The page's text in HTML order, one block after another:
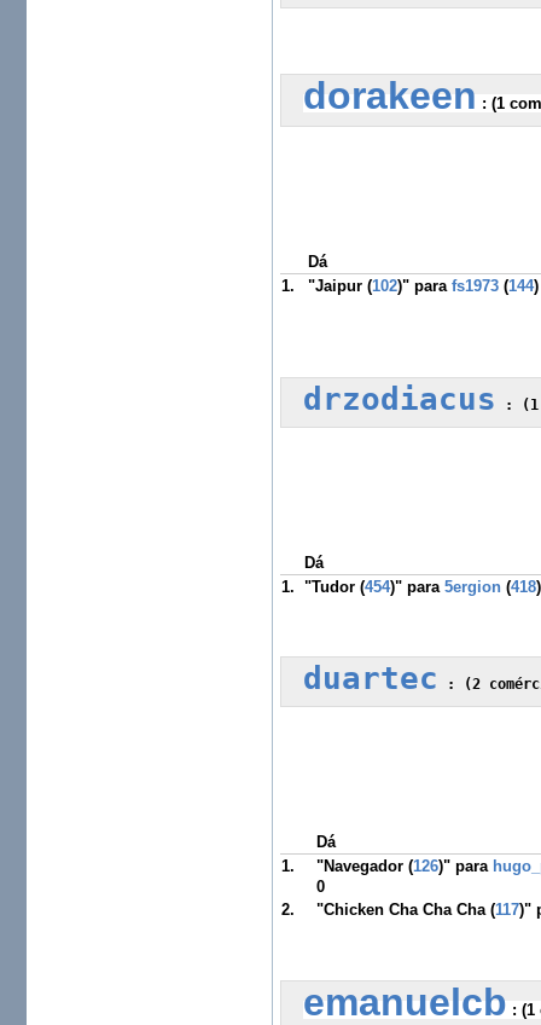
dorakeen : (1
Dá
1.
"Jaipur (102)" parafs1973 (144)
drzodiacus : (1
Dá
1.
"Tudor (454)" para5ergion (418)
duartec : (2
Dá
1.
"Navegador (126)" para
0
2.
"Chicken Cha Cha Cha (117)"
emanuelcb : (1